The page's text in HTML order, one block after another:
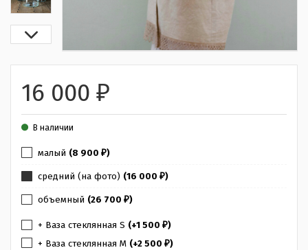
16 000₽
В наличии
малый (8 900₽)
средний (на фото) (16 000₽)
объемный (26 700₽)
+ Ваза стеклянная S (+1 500₽)
+ Ваза стеклянная M (+2 500₽)